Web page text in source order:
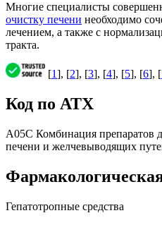
Многие специалисты
очистку печени необходимо
лечением, а также с
тракта.
[1], [2], [3], [4], [5], [6], [
Код по АТХ
A05C Комбинация препаратов
печени и желчевыводящих
Гепатотропные средства